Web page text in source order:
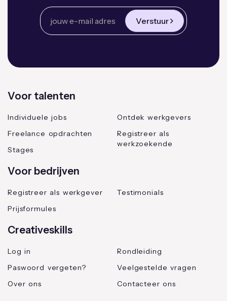
Verstuur
Voor talenten
Individuele jobs
Freelance opdrachten
Stages
Ontdek werkgevers
Registreer als
werkzoekende
Voor bedrijven
Registreer als werkgever
Prijsformules
Testimonials
Creativeskills
Log in
Paswoord vergeten?
Over ons
Rondleiding
Veelgestelde vragen
Contacteer ons